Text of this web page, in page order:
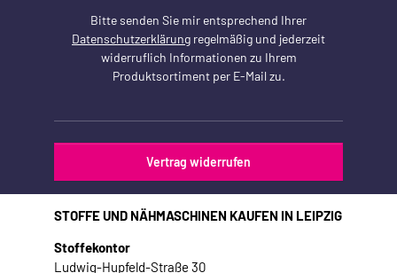
Bitte senden Sie mir entsprechend Ihrer
Datenschutzerklärung regelmäßig und jederzeit
widerruflich Informationen zu Ihrem
Produktsortiment per E-Mail zu.
Vertrag widerrufen
STOFFE UND NÄHMASCHINEN KAUFEN IN LEIPZIG
Stoffekontor
Ludwig-Hupfeld-Straße 30